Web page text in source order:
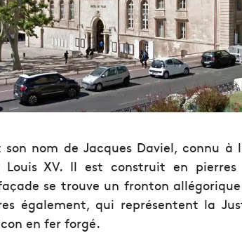
nom de Jacques Daviel, connu à
XV. Il est construit en pierres
se trouve un fronton
également, qui représentent la
en fer forgé.